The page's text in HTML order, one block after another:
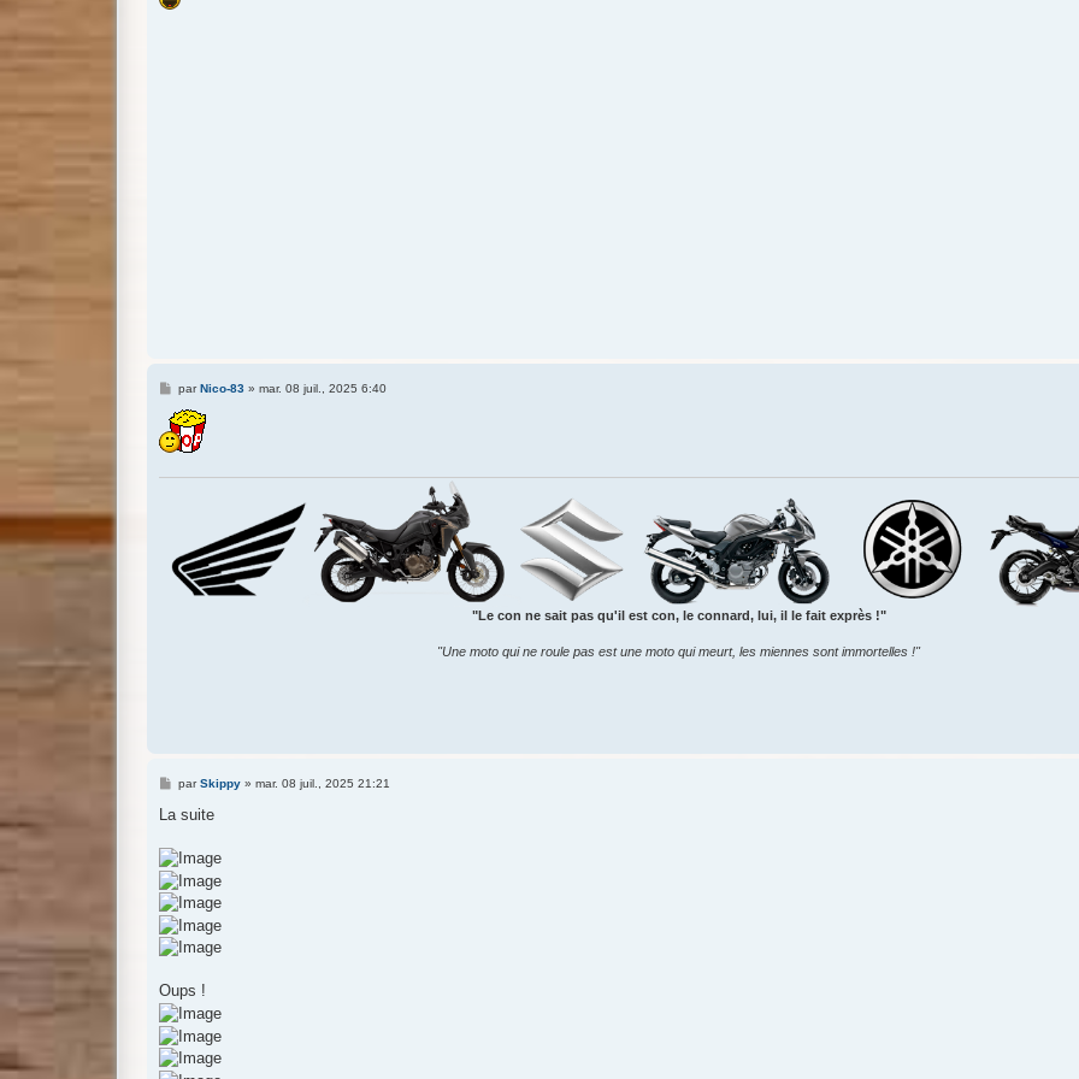
s
M
s
s
a
parNico-83» mar. 08 juil., 2025 6:40
"Le con ne sait pas qu'il est con, le connard, lui, il le fait exprès !"
"Une moto qui ne roule pas est une moto qui meurt, les miennes sont immortelles !"
M
s
g
e
parSkippy» mar. 08 juil., 2025 21:21
La suite
Oups !